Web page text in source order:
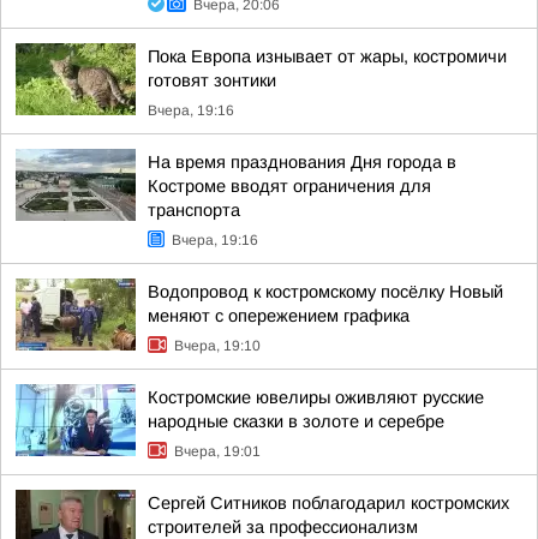
Вчера, 20:06
Пока Европа изнывает от жары, костромичи
готовят зонтики
Вчера, 19:16
На время празднования Дня города в
Костроме вводят ограничения для
транспорта
Вчера, 19:16
Водопровод к костромскому посёлку Новый
меняют с опережением графика
Вчера, 19:10
Костромские ювелиры оживляют русские
народные сказки в золоте и серебре
Вчера, 19:01
Сергей Ситников поблагодарил костромских
строителей за профессионализм